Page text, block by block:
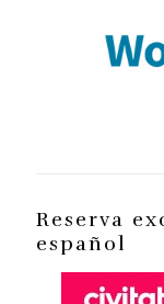
Reserva
español